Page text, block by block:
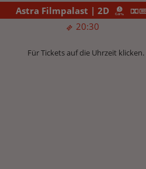
20:30
Astra Filmpalast | 2D
Für Tickets auf die Uhrzeit klicken.